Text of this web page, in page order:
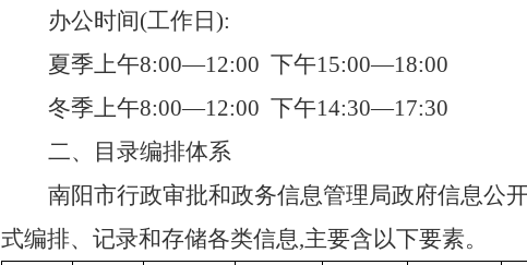
办公时间(工作日):
夏季上午8:00—12:00 下午15:00—18:00
冬季上午8:00—12:00 下午14:30—17:30
二、目录编排体系
南阳市行政审批和政务信息管理局政府信息公
式编排、记录和存储各类信息,主要含以下要素。